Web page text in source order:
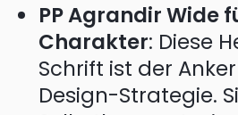
PP Agrandir Wide
Charakter: Diese
Schrift ist der
Design-Strategie.